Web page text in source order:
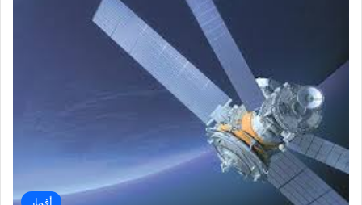
أقمار